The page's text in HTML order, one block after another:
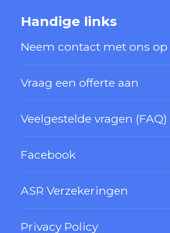
Handige links
Neem contact met ons op
Vraag een offerte aan
Veelgestelde vragen (FAQ)
Facebook
ASR Verzekeringen
Privacy Policy